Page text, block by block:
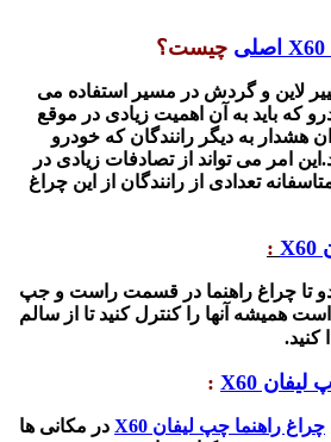
اصلی چیست؟
لاین و گردش در مسیر استفاده می
که باید به آن اهمیت زیادی در موقع
هشدار به دیگر رانندگان که خودرو
امر می تواند از تصادفات زیادی در
تعدادی از رانندگان از این چراغ
:
تا چراغ راهنما در قسمت راست و جپ
همیشه آنها را کنترل کنید تا از سالم
کنید.
لیفان X60
:
چراغ راهنما چپ لیفان
در مکانی ها